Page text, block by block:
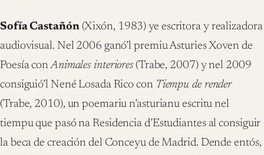
Sofía Castañón(Xixón, 1983) ye escritora y realizadora
audiovisual. Nel 2006 ganó’l premiu Asturies Xoven de
Poesía conAnimales interiores(Trabe, 2007) y nel 2009
consiguió’l Nené Losada Rico con Tiempu de render
(Trabe, 2010), un poemariu n’asturianu escritu nel
tiempu que pasó na Residencia d’Estudiantes al consiguir
la beca de creación del Conceyu de Madrid. Dende entós,